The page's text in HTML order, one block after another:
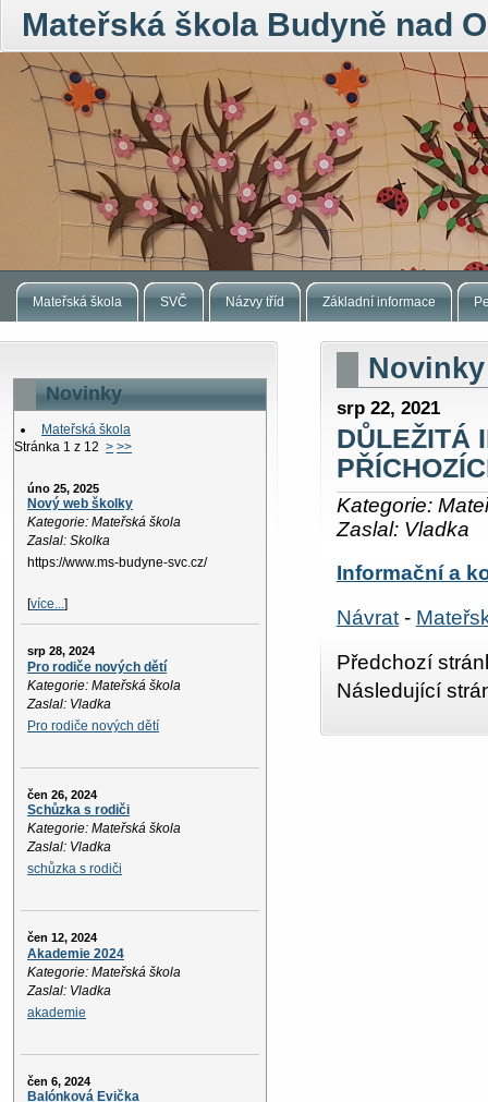
Mateřská škola Budyně nad
Mateřská škola SVČ Názvy tříd Základní informace
Novinky
Mateřská škola
Stránka 1 z 12 > >>
úno 25, 2025
Nový web školky
Kategorie: Mateřská škola
Zaslal: Skolka
https://www.ms-budyne-svc.cz/
[více...]
srp 28, 2024
Pro rodiče nových dětí
Kategorie: Mateřská škola
Zaslal: Vladka
Pro rodiče nových dětí
čen 26, 2024
Schůzka s rodiči
Kategorie: Mateřská škola
Zaslal: Vladka
schůzka s rodiči
čen 12, 2024
Akademie 2024
Kategorie: Mateřská škola
Zaslal: Vladka
akademie
čen 6, 2024
Balónková Evička
Novinky
srp 22, 2021
DŮLEŽITÁ
Kategorie:
Zaslal: Vladka
Informační a
Návrat-
Předchozí
Následující